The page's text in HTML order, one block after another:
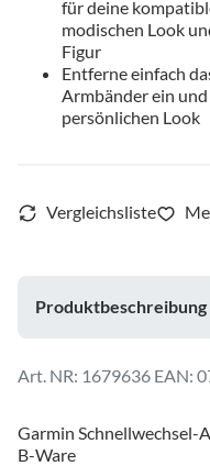
für deine
modischen Look
Figur
Entferne einfach
Armbänder ein
persönlichen Look
Produktbeschreibung
1679636 EAN:
Garmin Schnellwechsel-
B-Ware